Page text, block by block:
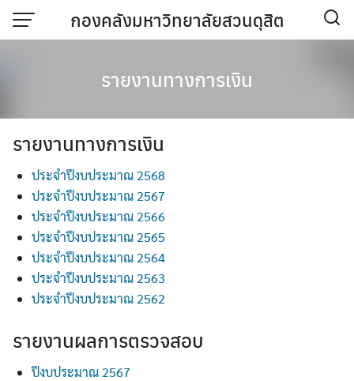
Skip
กองคลังมหาวิทยาลัยสวนดุสิต
รายงานทางการเงิน
รายงานทางการเงิน
ประจำปีงบประมาณ 2568
ประจำปีงบประมาณ 2567
ประจำปีงบประมาณ 2566
ประจำปีงบประมาณ 2565
ประจำปีงบประมาณ 2564
ประจำปีงบประมาณ 2563
ประจำปีงบประมาณ 2562
รายงานผลการตรวจสอบ
ปีงบประมาณ 2567